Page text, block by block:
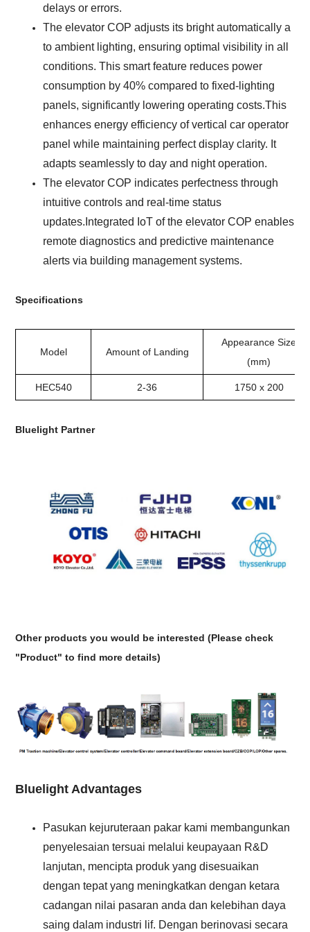
delays or errors.
The elevator COP adjusts its bright automatically a
to ambient lighting, ensuring optimal visibility in all
conditions. This smart feature reduces power
consumption by 40% compared to fixed-lighting
panels, significantly lowering operating costs.This
enhances energy efficiency ofvertical car operator
panel while maintaining perfect display clarity. It
adapts seamlessly to day and night operation.
The elevator COP indicates perfectness through
intuitive controls and real-time status
updates.Integrated IoT of the elevator COP enables
remote diagnostics and predictive maintenance
alerts via building management systems.
Specifications
Model Amount of Landing
Appearance Size
(mm)
HEC540 2-36 1750 x 200
Bluelight Partner
Other products you would be interested (Please check
"Product" to find more details)
Bluelight Advantages
Pasukan kejuruteraan pakar kami membangunkan
penyelesaian tersuai melalui keupayaan R&D
lanjutan, mencipta produk yang disesuaikan
dengan tepat yang meningkatkan dengan ketara
cadangan nilai pasaran anda dan kelebihan daya
saing dalam industri lif. Dengan berinovasi secara